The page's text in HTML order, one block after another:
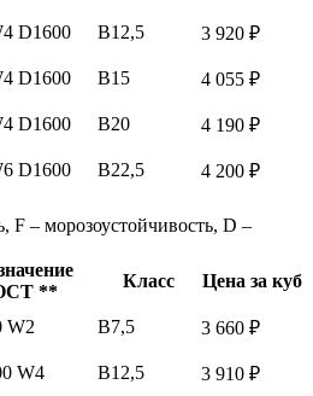
D1600 В12,5
3 920 ₽
D1600 В15
4 055 ₽
D1600 В20
4 190 ₽
D1600 В22,5
4 200 ₽
F – морозоустойчивость, D –
**
Класс
Цена за куб
W2 В7,5
3 660 ₽
W4 В12,5
3 910 ₽